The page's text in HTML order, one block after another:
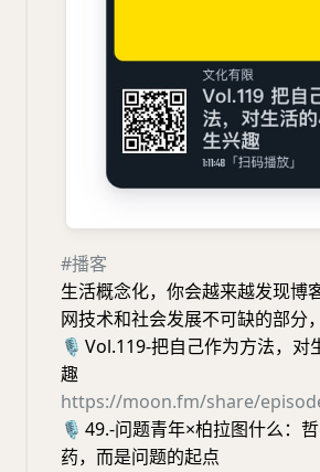
#播客
生活概念化，你会越来越发现博
网技术和社会发展不可缺的部分
🎙 Vol.119-把自己作为方法，对
趣
https://moon.fm/share/
🎙 49.-问题青年×柏拉图什么：
药，而是问题的起点